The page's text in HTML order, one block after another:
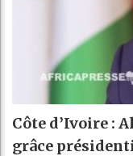
Côte d’Ivoire :
grâce